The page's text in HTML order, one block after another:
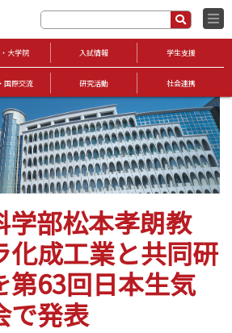
大学院 入試情報 学生支援
国際交流 研究活動 社会連携
学部松本孝朗教
化成工業と共同研
第63回日本生気
で発表